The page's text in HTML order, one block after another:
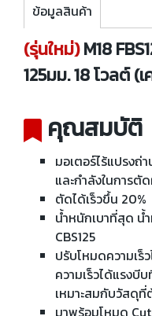
ข้อมูลสินค้า
(รุ่นใหม่)M18
125มม. 18 โวลต์ (
คุณสมบัติ
มอเตอร์ไร้แปรงถ่
และกำลังในการตั
ตัดได้เร็วขึ้น 20%
น้ำหนักเบาที่สุด น้ำ
CBS125
ปรับโหมดความเร็
ความเร็วได้แรงบี
เหมาะสมกับวัสดุ
มาพร้อมโหมด